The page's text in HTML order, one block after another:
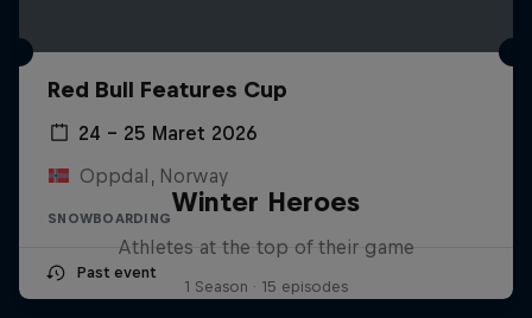
Red Bull Features Cup
24 – 25 Maret 2026
Oppdal, Norway
SNOWBOARDING
Past event
Winter Heroes
Athletes at the top of their game
1 Season · 15 episodes